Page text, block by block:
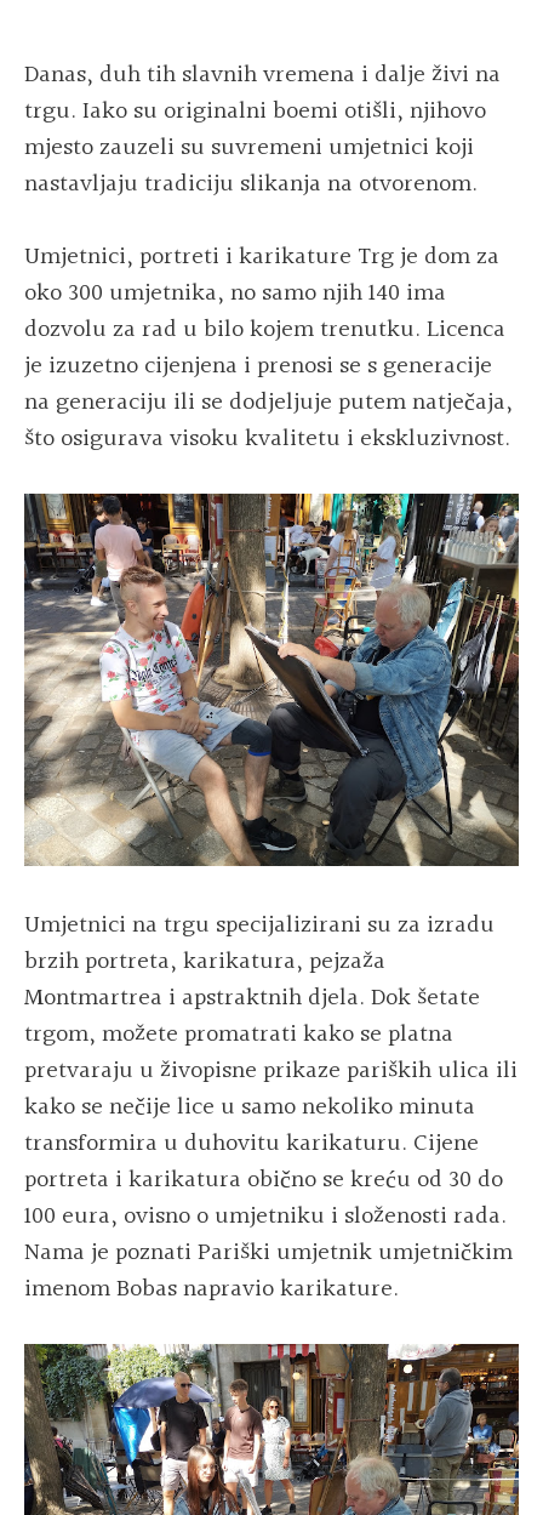
Danas, duh tih slavnih vremena i dalje živi na
trgu. Iako su originalni boemi otišli, njihovo
mjesto zauzeli su suvremeni umjetnici koji
nastavljaju tradiciju slikanja na otvorenom.
Umjetnici, portreti i karikature Trg je dom za
oko 300 umjetnika, no samo njih 140 ima
dozvolu za rad u bilo kojem trenutku. Licenca
je izuzetno cijenjena i prenosi se s generacije
na generaciju ili se dodjeljuje putem natječaja,
što osigurava visoku kvalitetu i ekskluzivnost.
Umjetnici na trgu specijalizirani su za izradu
brzih portreta, karikatura, pejzaža
Montmartrea i apstraktnih djela. Dok šetate
trgom, možete promatrati kako se platna
pretvaraju u živopisne prikaze pariških ulica ili
kako se nečije lice u samo nekoliko minuta
transformira u duhovitu karikaturu. Cijene
portreta i karikatura obično se kreću od 30 do
100 eura, ovisno o umjetniku i složenosti rada.
Nama je poznati Pariški umjetnik umjetničkim
imenom Bobas napravio karikature.